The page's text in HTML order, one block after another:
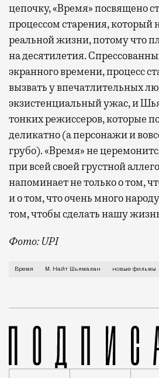
цепочку, «Время» посвящено
процессом старения, который
реальной жизни, потому что
на десятилетия.
экранного времени, процесс
вызвать у впечатлительных
экзистенциальный ужас, и
тонких режиссеров, которые
деликатно (а персонажи и
грубо). «Время» не
при всей своей грустной
напоминает не только о том,
и о том, что очень много
том, чтобы сделать нашу
Фото: UPI
Как известно, М. Найт
Время М. Найт Шьямалан новые фильмы